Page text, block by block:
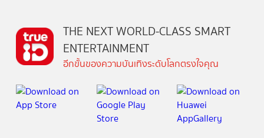
THE NEXT WORLD-CLASS SMART
ENTERTAINMENT
อีกขั้นของความบันเทิงระดับโลกตรงใจคุณ